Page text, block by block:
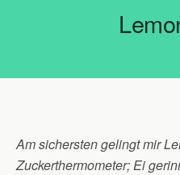
Am sichersten gelingt mir
Zuckerthermometer; Ei